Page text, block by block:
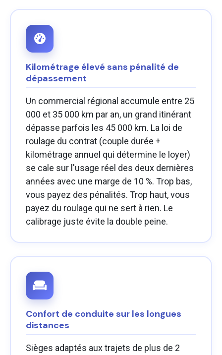
Kilométrage élevé sans pénalité de
dépassement
Un commercial régional accumule entre 25
000 et 35 000 km par an, un grand itinérant
dépasse parfois les 45 000 km. La loi de
roulage du contrat (couple durée +
kilométrage annuel qui détermine le loyer)
se cale sur l'usage réel des deux dernières
années avec une marge de 10 %. Trop bas,
vous payez des pénalités. Trop haut, vous
payez du roulage qui ne sert à rien. Le
calibrage juste évite la double peine.
Confort de conduite sur les longues
distances
Sièges adaptés aux trajets de plus de 2